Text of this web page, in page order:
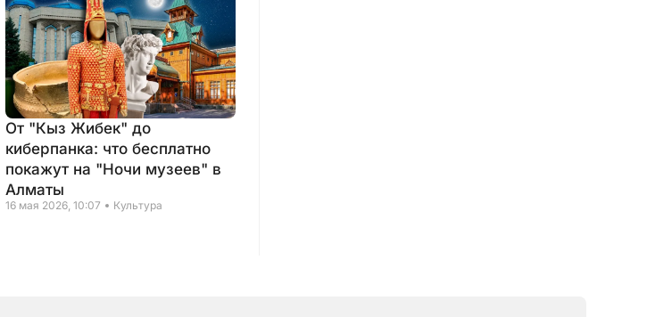
От "Кыз Жибек" до
киберпанка: что бесплатно
покажут на "Ночи музеев" в
Алматы
16 мая 2026, 10:07 Культура